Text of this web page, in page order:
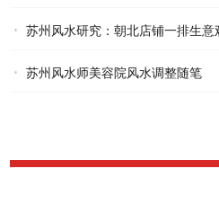
苏州风水研究：朝北店铺一排生意
苏州风水师美容院风水调整随笔